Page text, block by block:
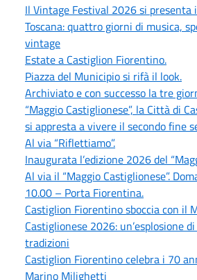
Il Vintage Festival 2026 si presenta
Toscana: quattro giorni di musica,
vintage
Estate a Castiglion Fiorentino.
Piazza del Municipio si rifà il look.
Archiviato e con successo la tre
“Maggio Castiglionese”, la Città di
si appresta a vivere il secondo fine
Al via “Riflettiamo”.
Inaugurata l’edizione 2026 del
Al via il “Maggio Castiglionese”.
10.00 – Porta Fiorentina.
Castiglion Fiorentino sboccia con il
Castiglionese 2026: un’esplosione
tradizioni
Castiglion Fiorentino celebra i 70
Marino Milighetti